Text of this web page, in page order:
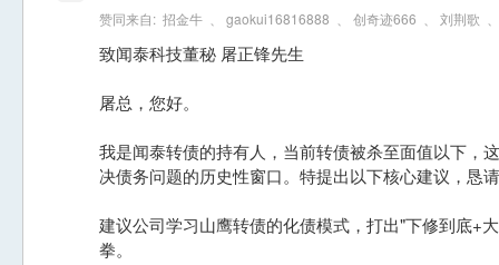
赞同来自: 招金牛 gaokui16816888 创奇迹666 刘荆歌
致闻泰科技董秘 屠正锋先生
屠总，您好。
我是闻泰转债的持有人，当前转债被杀至面值以下，
决债务问题的历史性窗口。特提出以下核心建议，恳
建议公司学习山鹰转债的化债模式，打出"下修到底+
拳。